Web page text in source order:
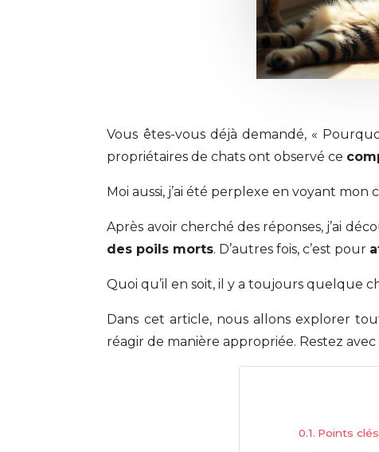
Vous êtes-vous déjà demandé, «
propriétaires de chats ont observé ce
Moi aussi, j’ai été perplexe en voyant
Après avoir cherché des réponses, j’ai
des poils morts. D’autres fois, c’est pour
Quoi qu’il en soit, il y a toujours quelque
Dans cet article, nous allons explorer
réagir de manière appropriée. Restez avec
Points